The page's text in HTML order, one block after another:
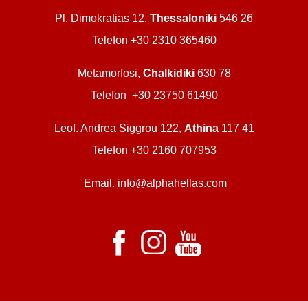
Pl. Dimokratias 12, Thessaloniki 546 26
Telefon +30 2310 365460
Metamorfosi, Chalkidiki 630 78
Telefon +30 23750 61490
Leof. Andrea Siggrou 122, Athina117 41
Telefon +30 2160 707953
Email. info@alphahellas.com